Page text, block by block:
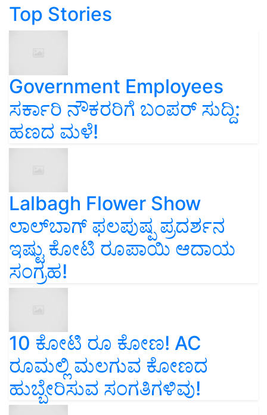
Top Stories
Government Employees
ಸರ್ಕಾರಿ ನೌಕರರಿಗೆ ಬಂಪರ್‌ ಸುದ್ದಿ:
ಹಣದ ಮಳೆ!
Lalbagh Flower Show
ಲಾಲ್‌ಬಾಗ್ ಫಲಪುಷ್ಪ ಪ್ರದರ್ಶನ
ಇಷ್ಟು ಕೋಟಿ ರೂಪಾಯಿ ಆದಾಯ
ಸಂಗ್ರಹ!
10 ಕೋಟಿ ರೂ ಕೋಣ! AC
ರೂಮಲ್ಲಿ ಮಲಗುವ ಕೋಣದ
ಹುಬ್ಬೇರಿಸುವ ಸಂಗತಿಗಳಿವು!